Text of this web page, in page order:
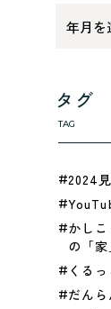
タグ
TAG
2024
かし
の「家
くる
だん